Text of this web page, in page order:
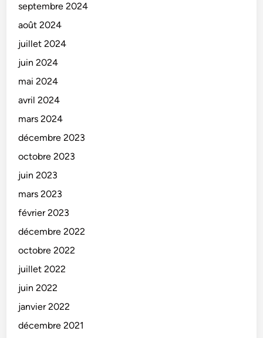
septembre 2024
août 2024
juillet 2024
juin 2024
mai 2024
avril 2024
mars 2024
décembre 2023
octobre 2023
juin 2023
mars 2023
février 2023
décembre 2022
octobre 2022
juillet 2022
juin 2022
janvier 2022
décembre 2021